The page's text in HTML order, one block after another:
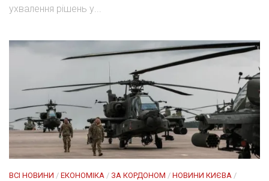
ухвалення рішень у...
ВСІ НОВИНИ / ЕКОНОМІКА / ЗА КОРДОНОМ / НОВИНИ КИЄВА /